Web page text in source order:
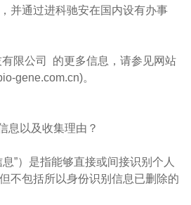
并通过进科驰安在国内设有办事
限公司 的更多信息，请参见网站
gene.com.cn)。
息以及收集理由？
”）是指能够直接或间接识别个人
不包括所以身份识别信息已删除的